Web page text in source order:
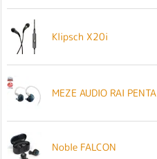
Klipsch X20i
MEZE AUDIO RAI PENTA
Noble FALCON